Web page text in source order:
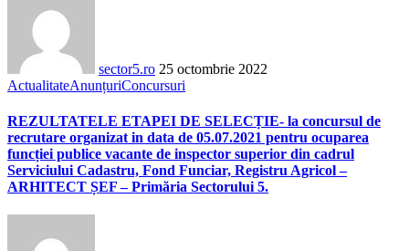
sector5.ro 25 octombrie 2022
ActualitateAnunțuriConcursuri
REZULTATELE ETAPEI DE SELECȚIE- la concursul de
recrutare organizat in data de 05.07.2021 pentru ocuparea
funcției publice vacante de inspector superior din cadrul
Serviciului Cadastru, Fond Funciar, Registru Agricol –
ARHITECT ȘEF – Primăria Sectorului 5.